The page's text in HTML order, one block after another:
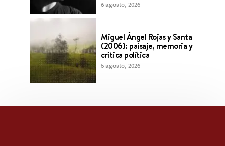
6 agosto, 2026
Miguel Ángel Rojas y Santa
(2006): paisaje, memoria y
crítica política
5 agosto, 2026